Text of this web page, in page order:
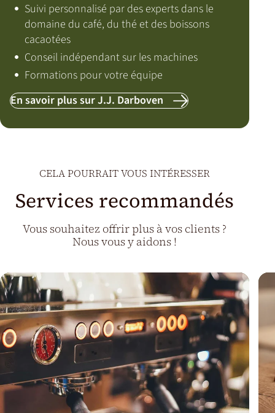
Suivi personnalisé par des experts dans le
domaine du café, du thé et des boissons
cacaotées
Conseil indépendant sur les machines
Formations pour votre équipe
En savoir plus sur J.J. Darboven
CELA POURRAIT VOUS INTÉRESSER
Services recommandés
Vous souhaitez offrir plus à vos clients ?
Nous vous y aidons !